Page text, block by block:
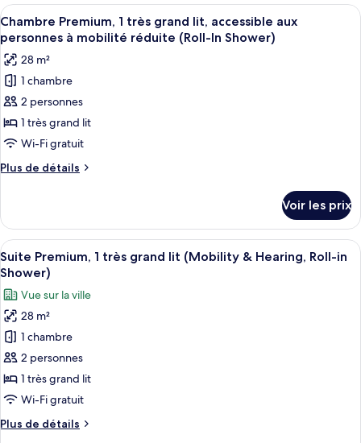
Accessible,
City
View
(Roll-
In
Shower)
type
de
chambre
Deluxe
Room,
King
Bed,
Accessible,
View
(Roll-
In
Afficher
toutes
les
photos
pour
ce
type
de
chambre :
Chambre
1
très
grand
lit,
accessible
aux
personnes
à
mobilité
réduite
(Roll-
In
Une chambre d’hôtel avec un
8
Chambre Premium, 1 très grand lit, accessible aux
personnes à mobilité réduite (Roll-In Shower)
28 m²
1 chambre
2 personnes
1 très grand lit
Wi-Fi gratuit
Plus de détails
Plus
le
type
de
chambre
Chambre
Premium,
très
grand
lit,
aux
personnes
mobilité
Voir les prix
Afficher
toutes
les
photos
pour
ce
type
de
chambre :
Premium,
Une chambre d’hôtel avec un
6
Suite Premium, 1 très grand lit (Mobility & Hearing, Roll-in
Shower)
Vue sur la ville
28 m²
1 chambre
2 personnes
1 très grand lit
Wi-Fi gratuit
Plus de détails
Plus